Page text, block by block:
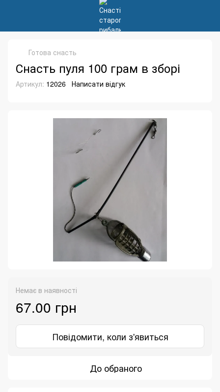
Готова снасть
Снасть пуля 100 грам в зборі
Артикул: 12026 Написати відгук
Немає в наявності
67.00 грн
Повідомити, коли з'явиться
До обраного